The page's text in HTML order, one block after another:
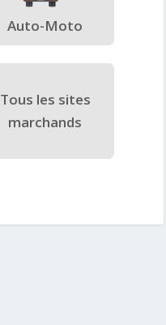
Auto-Moto
Tous les sites
marchands